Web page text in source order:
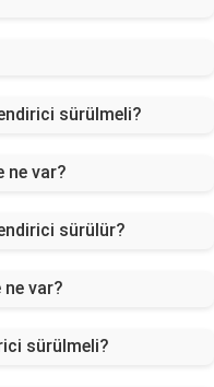
sürülmeli?
ne var?
sürülür?
var?
sürülmeli?